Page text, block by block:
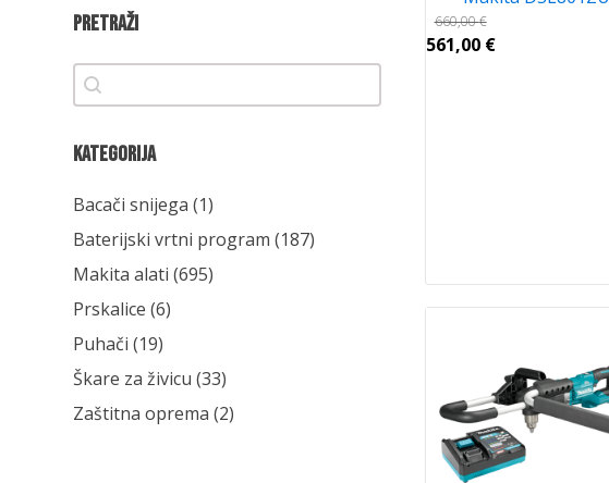
Pretraži
Pretraži
Pretraži
Kategorija
Kategorija
Bacači snijega(1)
Baterijski vrtni program(187)
Makita alati(695)
Prskalice(6)
Puhači(19)
Škare za živicu(33)
Zaštitna oprema(2)
660,00€
561,00 €